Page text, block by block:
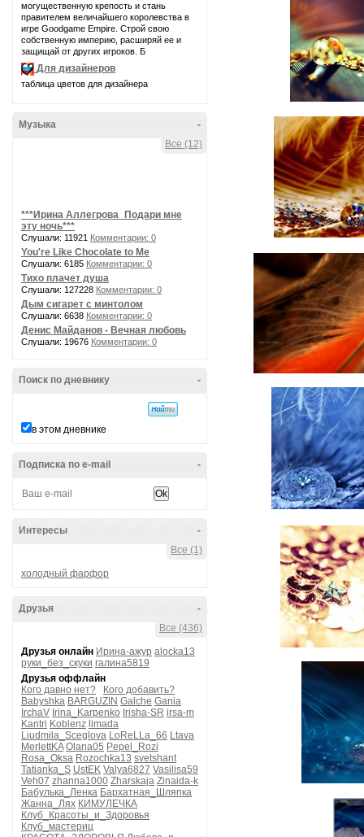
могущественную крепость и стань
правителем величайшего королевства в
игре Goodgame Empire. Строй свою
собственную империю, расширяй ее и
защищай от других игроков. Б
Для дизайнеров
таблица цветов для дизайнера
-
Музыка
Все (12)
***Ирина Аллегрова_Подари мне
эту ночь***
Слушали: 11921 Комментарии: 0
You're Like Chocolate to Me
Слушали: 6185 Комментарии: 0
Тихо плачет душа
Слушали: 127228 Комментарии: 0
Дым сигарет с минтолом
Слушали: 6638 Комментарии: 0
Денис Майданов - Вечная любовь
Слушали: 19676 Комментарии: 0
-
Поиск по дневнику
в этом дневнике
-
Подписка по e-mail
-
Интересы
Все (1)
холодный фарфор
-
Друзья
Все (436)
Друзья онлайн Ирина-ажур alocka13
руки_без_скуки галина5819
Друзья оффлайн
Кого давно нет?
Кого добавить?
Babyshka BARGUZIN Galche Gania
IrchaV Irina_Karpenko Irisha-SR irsa-m
Kantri Koblenz limada
Liudmila_Sceglova LoReLLa_66 Ltava
MerlettKA Olana05 Pepel_Rozi
Rosa_Oksa Rozochka13 svetshant
Tatianka_S UstEK Valya6827 Vasilisa59
Veh07 zhanna1000 Zharskaja Zinaida-k
Бабулька_Ленка Бархатная_Шляпка
Жанна_Лях КИМУЛЕЧКА
Клуб_Красоты_и_Здоровья
Клуб_мастериц